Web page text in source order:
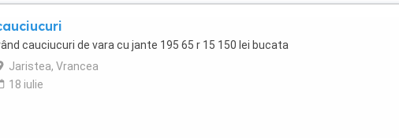
cauciucuri de vara cu jante 195 65 r 15 150 lei bucata
Jaristea, Vrancea
18 iulie